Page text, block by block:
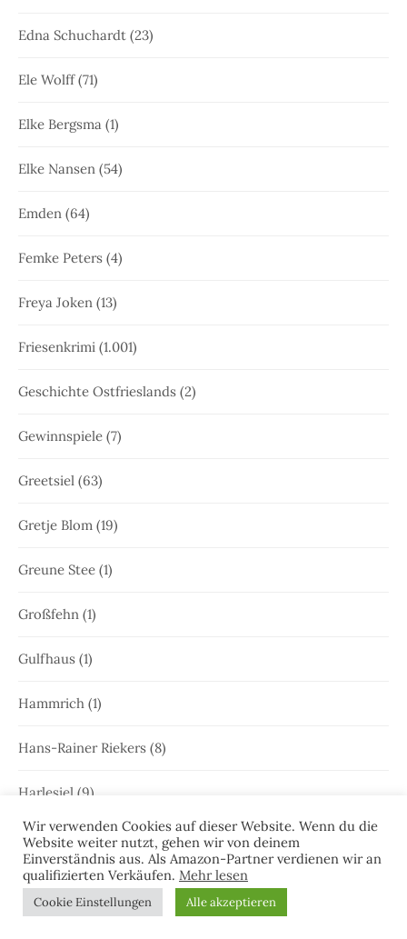
Edna Schuchardt (23)
Ele Wolff(71)
Elke Bergsma (1)
Elke Nansen (54)
Emden (64)
Femke Peters (4)
Freya Joken (13)
Friesenkrimi (1.001)
Geschichte Ostfrieslands (2)
Gewinnspiele (7)
Greetsiel (63)
Gretje Blom (19)
Greune Stee (1)
Großfehn (1)
Gulfhaus (1)
Hammrich (1)
Hans-Rainer Riekers (8)
Harlesiel (9)
Hauke Holjansen(5)
Hedda Böttcher(23)
Wir verwenden Cookies auf dieser Website. Wenn du die
Website weiter nutzt, gehen wir von deinem
Einverständnis aus. Als Amazon-Partner verdienen wir an
qualifizierten Verkäufen. Mehr lesen
Cookie Einstellungen Alle akzeptieren